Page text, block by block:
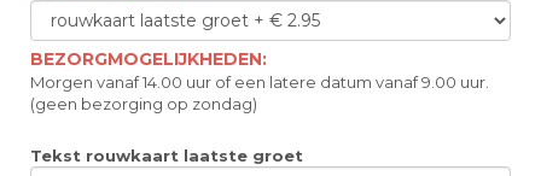
BEZORGMOGELIJKHEDEN:
Morgen vanaf 14.00 uur of een latere datum vanaf 9.00 uur.
(geen bezorging op zondag)
Tekst rouwkaart laatste groet